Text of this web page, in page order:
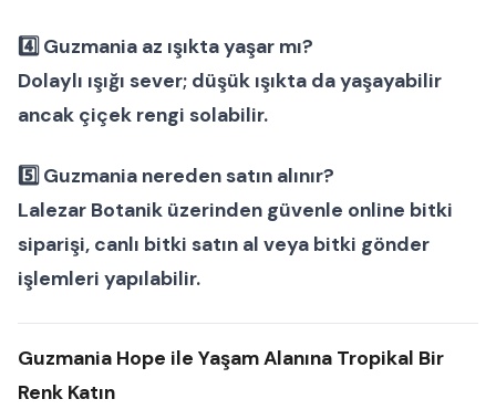
4️⃣ Guzmania az ışıkta yaşar mı?
Dolaylı ışığı sever; düşük ışıkta da yaşayabilir
ancak çiçek rengi solabilir.
5️⃣ Guzmania nereden satın alınır?
Lalezar Botanik üzerinden güvenle online bitki
siparişi, canlı bitki satın al veya bitki gönder
işlemleri yapılabilir.
Guzmania Hope ile Yaşam Alanına Tropikal Bir
Renk Katın